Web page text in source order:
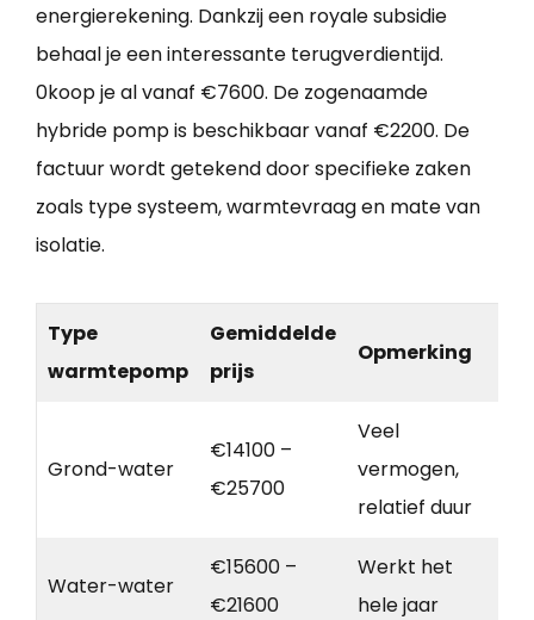
energierekening. Dankzij een royale subsidie
behaal je een interessante terugverdientijd.
0koop je al vanaf €7600. De zogenaamde
hybride pomp is beschikbaar vanaf €2200. De
factuur wordt getekend door specifieke zaken
zoals type systeem, warmtevraag en mate van
isolatie.
Type
warmtepomp
Gemiddelde
prijs
Opmerking
Grond-water
€14100 –
€25700
Veel
vermogen,
relatief duur
Water-water
€15600 –
€21600
Werkt het
hele jaar